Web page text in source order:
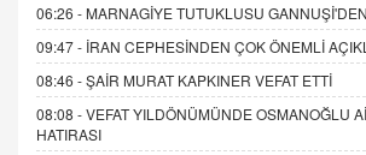
06:26 - MARNAGİYE TUTUKLUSU
09:47 - İRAN CEPHESİNDEN ÇOK ÖNEMLİ
08:46 -ŞAİR MURAT KAPKINER VEFAT ETTİ
08:08 -VEFAT YILDÖNÜMÜNDE OSMANOĞLU
HATIRASI